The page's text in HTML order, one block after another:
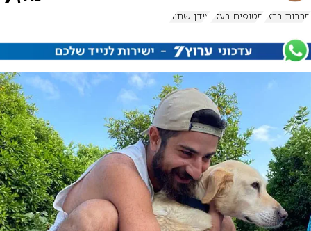
חרבות ברזל חטופים בעזה עידן שתיוי